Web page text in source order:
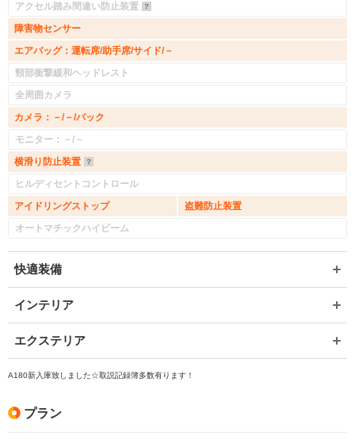
アクセル踏み間違い防止装置
障害物センサー
エアバッグ：運転席/助手席/サイド/－
頸部衝撃緩和ヘッドレスト
全周囲カメラ
カメラ：－/－/バック
モニター：－/－
横滑り防止装置
ヒルディセントコントロール
アイドリングストップ
盗難防止装置
オートマチックハイビーム
快適装備
インテリア
エクステリア
A180新入庫致しました☆取説記録簿多数有ります！
プラン